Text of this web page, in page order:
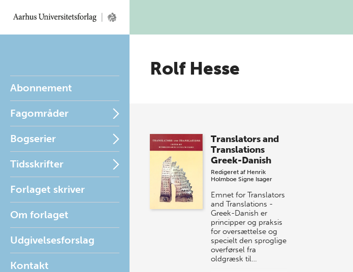
Abonnement
Fagområder
Bogserier
Tidsskrifter
Forlaget skriver
Om forlaget
Udgivelsesforslag
Kontakt
Rolf Hesse
Translators and
Translations
Greek-Danish
Redigeret af Henrik
Holmboe Signe Isager
Emnet for Translators
and Translations -
Greek-Danish er
principper og praksis
for oversættelse og
specielt den sproglige
overførsel fra
oldgræsk til…